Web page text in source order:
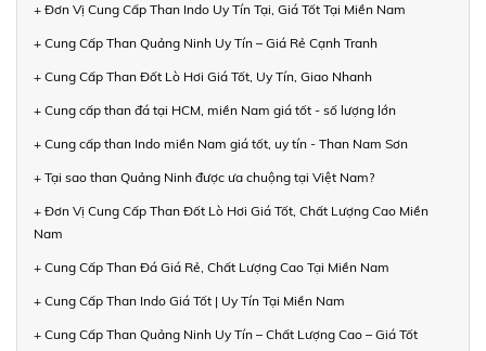
+ Đơn Vị Cung Cấp Than Indo Uy Tín Tại, Giá Tốt Tại Miền Nam
+ Cung Cấp Than Quảng Ninh Uy Tín – Giá Rẻ Cạnh Tranh
+ Cung Cấp Than Đốt Lò Hơi Giá Tốt, Uy Tín, Giao Nhanh
+ Cung cấp than đá tại HCM, miền Nam giá tốt - số lượng lớn
+ Cung cấp than Indo miền Nam giá tốt, uy tín - Than Nam Sơn
+ Tại sao than Quảng Ninh được ưa chuộng tại Việt Nam?
+ Đơn Vị Cung Cấp Than Đốt Lò Hơi Giá Tốt, Chất Lượng Cao Miền
Nam
+ Cung Cấp Than Đá Giá Rẻ, Chất Lượng Cao Tại Miền Nam
+ Cung Cấp Than Indo Giá Tốt | Uy Tín Tại Miền Nam
+ Cung Cấp Than Quảng Ninh Uy Tín – Chất Lượng Cao – Giá Tốt